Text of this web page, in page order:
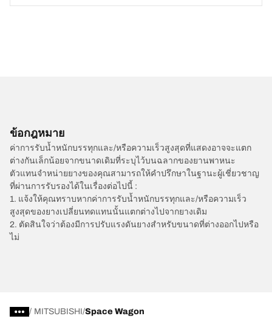
ข้อกฎหมาย
ค่าการรับน้ำหนักบรรทุกและ/หรือความเร็วสูงสุดที่แสดงอาจจะแตก
ต่างกันเล็กน้อยจากขนาดเดิมที่ระบุไว้บนฉลากของยานพาหนะ
ตัวแทนจำหน่ายยางของคุณสามารถให้คำปรึกษาในฐานะผู้เชี่ยวชาญ
ที่ผ่านการรับรองได้ในเรื่องต่อไปนี้ :
1. แจ้งให้คุณทราบหากค่าการรับน้ำหนักบรรทุกและ/หรือความเร็ว
สูงสุดของยางเปลี่ยนทดแทนนั้นแตกต่างไปจากยางเดิม
2. ตัดสินใจว่าต้องมีการปรับแรงดันยางสำหรับขนาดที่ต่างออกไปหรือ
ไม่
/ MITSUBISHI Space Wagon